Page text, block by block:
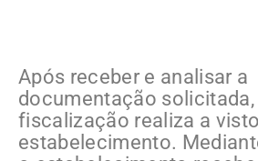
Após receber e analisar a
documentação solicitada,
fiscalização realiza a
estabelecimento.